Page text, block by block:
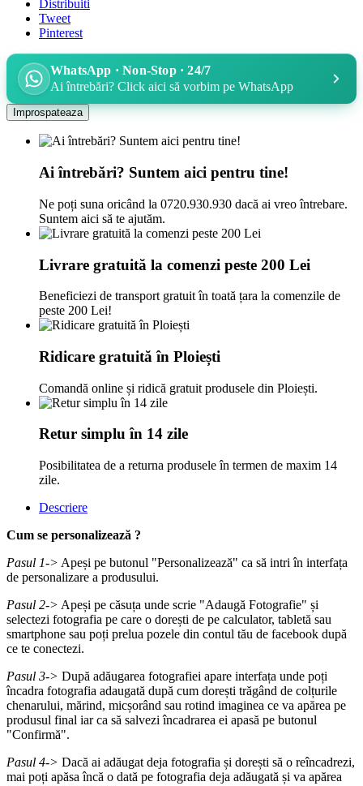
Distribuiti
Tweet
Pinterest
WhatsApp · Non-Stop · 24/7
Ai întrebări? Click aici să vorbim pe WhatsApp
Ai întrebări? Suntem aici pentru tine!
Ne poți suna oricând la 0720.930.930 dacă ai vreo întrebare.
Suntem aici să te ajutăm.
Livrare gratuită la comenzi peste 200 Lei
Beneficiezi de transport gratuit în toată țara la comenzile de
peste 200 Lei!
Ridicare gratuită în Ploiești
Comandă online și ridică gratuit produsele din Ploiești.
Retur simplu în 14 zile
Posibilitatea de a returna produsele în termen de maxim 14
zile.
Descriere
Cum se personalizează ?
Pasul 1-> Apeși pe butonul "Personalizează" ca să intri în interfața
de personalizare a produsului.
Pasul 2-> Apeși pe căsuța unde scrie "Adaugă Fotografie" și
selectezi fotografia pe care o dorești de pe calculator, tabletă sau
smartphone sau poți prelua pozele din contul tău de facebook după
ce te conectezi.
Pasul 3-> După adăugarea fotografiei apare interfața unde poți
încadra fotografia adaugată după cum dorești trăgând de colțurile
chenarului, mărind, micșorând sau rotind imaginea ce va apărea pe
produsul final iar ca să salvezi încadrarea ei apasă pe butonul
"Confirmă".
Pasul 4-> Dacă ai adăugat deja fotografia și dorești să o reîncadrezi,
mai poți apăsa încă o dată pe fotografia deja adăugată și va apărea